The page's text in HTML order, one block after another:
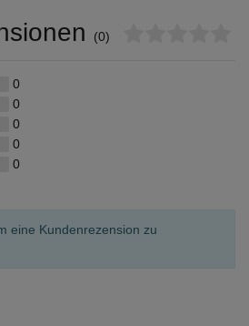
(0)
0
0
0
0
0
eine Kundenrezension zu